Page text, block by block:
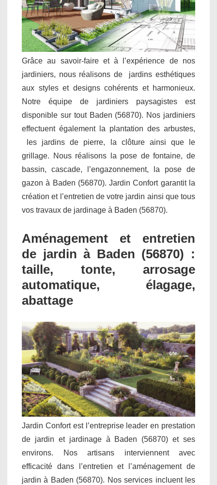
Grâce au savoir-faire et à l’expérience de nos
jardiniers, nous réalisons de jardins esthétiques
aux styles et designs cohérents et harmonieux.
Notre équipe de jardiniers paysagistes est
disponible sur tout Baden (56870). Nos jardiniers
effectuent également la plantation des arbustes,
les jardins de pierre, la clôture ainsi que le
grillage. Nous réalisons la pose de fontaine, de
bassin, cascade, l’engazonnement, la pose de
gazon à Baden (56870). Jardin Confort garantit la
création et l’entretien de votre jardin ainsi que tous
vos travaux de jardinage à Baden (56870).
Aménagement et entretien
de jardin à Baden (56870) :
taille, tonte, arrosage
automatique, élagage,
abattage
Jardin Confort est l’entreprise leader en prestation
de jardin et jardinage à Baden (56870) et ses
environs. Nos artisans interviennent avec
efficacité dans l’entretien et l’aménagement de
jardin à Baden (56870). Nos services incluent les